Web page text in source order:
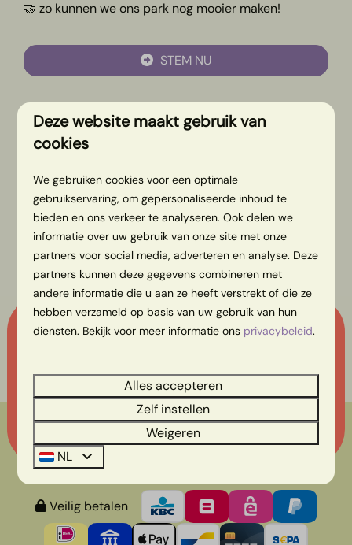
🤝 zo kunnen we ons park nog mooier maken!
STEM NU
Onze nieuwsbrief ontvangen?
Verzenden
Beveiligd door reCaptcha,privacybeleidenservicevoorwaardenzijn
Veilig betalen
Deze website maakt gebruik van
cookies
We gebruiken cookies voor een optimale
gebruikservaring, om gepersonaliseerde inhoud te
bieden en ons verkeer te analyseren. Ook delen we
informatie over uw gebruik van onze site met onze
partners voor social media, adverteren en analyse. Deze
partners kunnen deze gegevens combineren met
andere informatie die u aan ze heeft verstrekt of die ze
hebben verzameld op basis van uw gebruik van hun
diensten. Bekijk voor meer informatie ons privacybeleid.
Alles accepteren
Zelf instellen
Weigeren
NL